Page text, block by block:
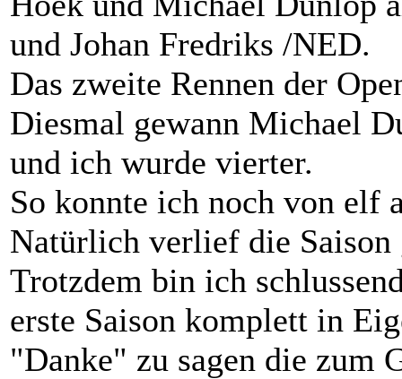
und Johan Fredriks /NED.
Das zweite Rennen der
Diesmal gewann Michael
und ich wurde vierter.
So konnte ich noch von elf
Natürlich verlief die
Trotzdem bin ich
erste Saison komplett in
"Danke" zu sagen die zum